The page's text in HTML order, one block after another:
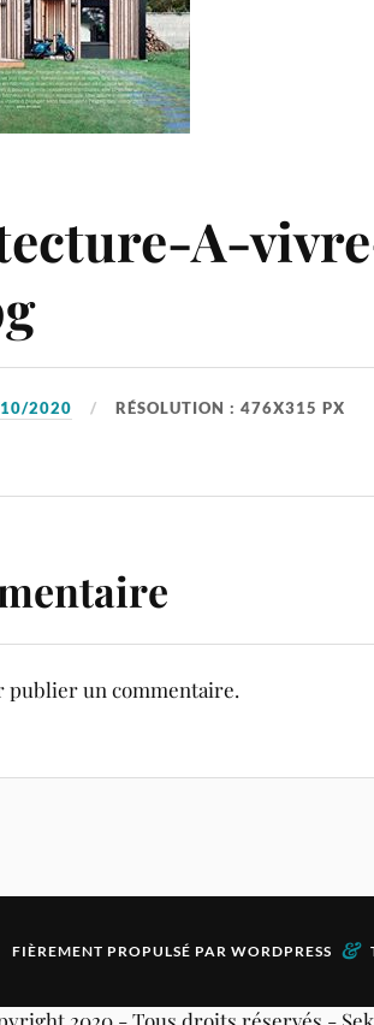
A-
2020 RÉSOLUTION : 476X315 PX
publier un commentaire.
FIÈREMENT PROPULSÉ PAR WORDPRESS &
2020 - Tous droits réservés -